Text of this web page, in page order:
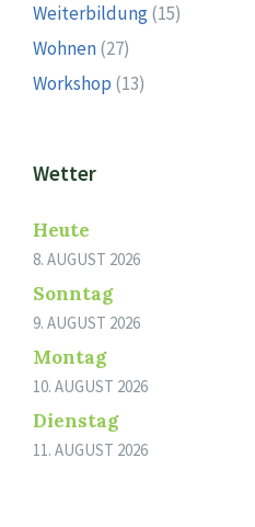
Weiterbildung(15)
Wohnen(27)
Workshop (13)
Wetter
Heute
8. AUGUST 2026
Sonntag
9. AUGUST 2026
Montag
10. AUGUST 2026
Dienstag
11. AUGUST 2026